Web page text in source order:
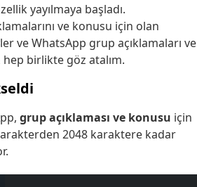
yayılmaya başladı.
ve konusu için olan
ve WhatsApp grup açıklamaları ve
birlikte göz atalım.
grup açıklaması ve konusu için
2048 karaktere kadar